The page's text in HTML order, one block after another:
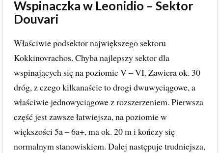
Wspinaczka w Leonidio – Sektor
Douvari
Właściwie podsektor największego sektoru
Kokkinovrachos. Chyba najlepszy sektor dla
wspinających się na poziomie V – VI. Zawiera ok. 30
dróg, z czego kilkanaście to drogi dwuwyciągowe, a
właściwie jednowyciągowe z rozszerzeniem. Pierwsza
część jest zawsze łatwiejsza, na poziomie w
większości 5a – 6a+, ma ok. 20 m i kończy się
normalnym stanowiskiem. Dalej następuje trudniejsza,